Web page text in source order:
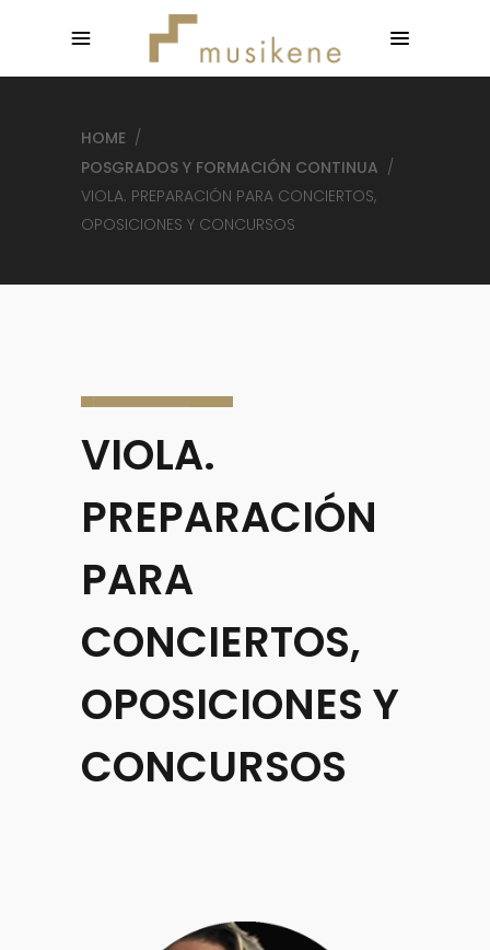
HOME /
POSGRADOS Y FORMACIÓN CONTINUA /
VIOLA. PREPARACIÓN PARA CONCIERTOS,
OPOSICIONES Y CONCURSOS
VIOLA.
PREPARACIÓN
PARA
CONCIERTOS,
OPOSICIONES Y
CONCURSOS